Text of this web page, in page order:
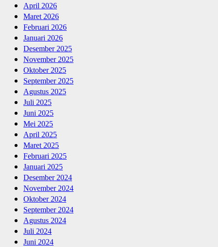
April 2026
Maret 2026
Februari 2026
Januari 2026
Desember 2025
November 2025
Oktober 2025
September 2025
Agustus 2025
Juli 2025
Juni 2025
Mei 2025
April 2025
Maret 2025
Februari 2025
Januari 2025
Desember 2024
November 2024
Oktober 2024
September 2024
Agustus 2024
Juli 2024
Juni 2024